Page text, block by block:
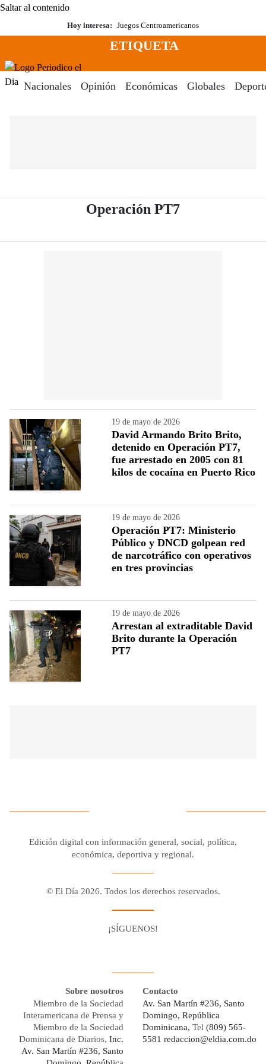
Saltar al contenido
Hoy interesa: Juegos Centroamericanos
Menú
ETIQUETA
Nacionales Opinión Económicas Globales
Operación PT7- Periódico
19 de mayo de 2026
David Armando Brito Brito,
detenido en Operación PT7,
fue arrestado en 2005 con 81
kilos de cocaína en Puerto Rico
19 de mayo de 2026
Operación PT7: Ministerio
Público y DNCD golpean red
de narcotráfico con operativos
en tres provincias
19 de mayo de 2026
Arrestan al extraditable David
Brito durante la Operación
PT7
Edición digital con información general, social, política,
económica, deportiva y regional.
© El Día 2026. Todos los derechos reservados.
¡SÍGUENOS!
Sobre nosotros
Miembro de la Sociedad
Interamericana de Prensa y
Miembro de la Sociedad
Dominicana de Diarios, Inc.
Av. San Martín #236, Santo
Contacto
Av. San Martín #236, Santo
Domingo, República
Dominicana, Tel (809) 565-
5581 redaccion@eldia.com.do